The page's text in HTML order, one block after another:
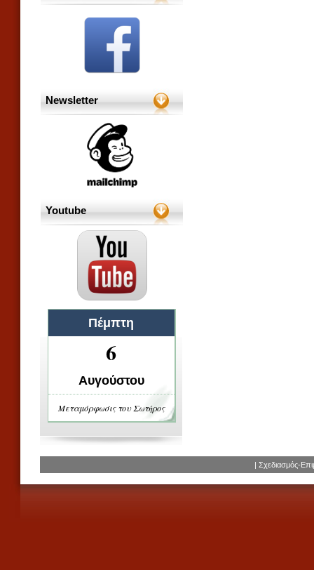
Newsletter
Youtube
Πέμπτη
6
Αυγούστου
Μεταμόρφωσις του Σωτήρος
| Σχεδιασμός-